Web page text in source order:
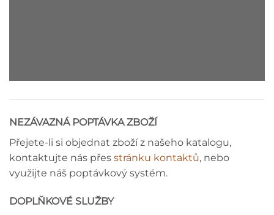
NEZÁVAZNÁ POPTÁVKA ZBOŽÍ
Přejete-li si objednat zboží z našeho katalogu,
kontaktujte nás přes stránku kontaktů, nebo
využijte náš poptávkový systém.
DOPLŇKOVÉ SLUŽBY